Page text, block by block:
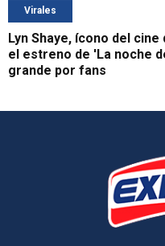
Virales
Lyn Shaye, ícono del
el estreno de 'La noche
grande por fans